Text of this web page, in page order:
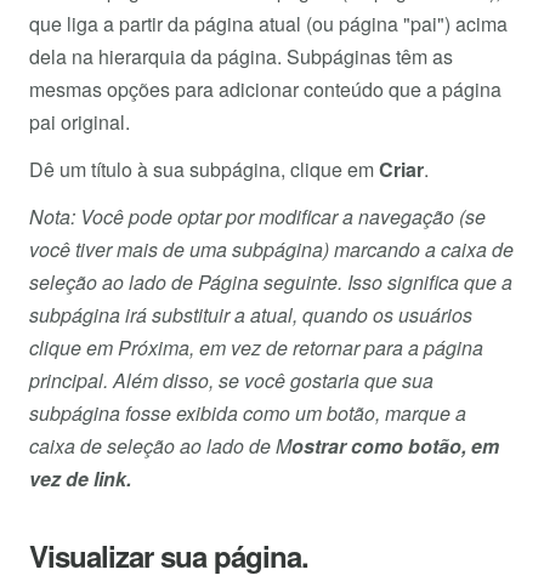
que liga a partir da página atual (ou página "pai") acima
dela na hierarquia da página. Subpáginas têm as
mesmas opções para adicionar conteúdo que a página
pai original.
Dê um título à sua subpágina, clique emCriar.
Nota: Você pode optar por modificar a navegação (se
você tiver mais de uma subpágina) marcando a caixa de
seleção ao lado de Página seguinte. Isso significa que a
subpágina irá substituir a atual, quando os usuários
clique em Próxima, em vez de retornar para a página
principal. Além disso, se você gostaria que sua
subpágina fosse exibida como um botão, marque a
caixa de seleção ao lado de Mostrar como botão, em
vez de link.
Visualizar sua página.